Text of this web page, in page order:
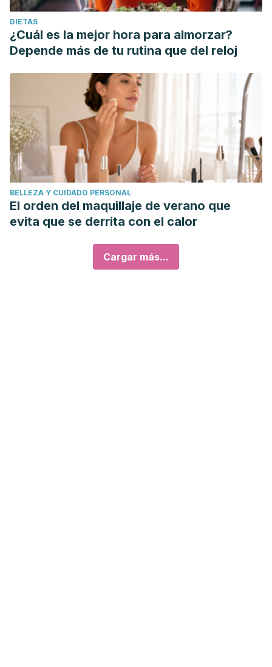
DIETAS
¿Cuál es la mejor hora para almorzar?
Depende más de tu rutina que del reloj
BELLEZA Y CUIDADO PERSONAL
El orden del maquillaje de verano que
evita que se derrita con el calor
Cargar más...